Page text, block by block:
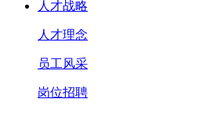
人才战略
人才理念
员工风采
岗位招聘